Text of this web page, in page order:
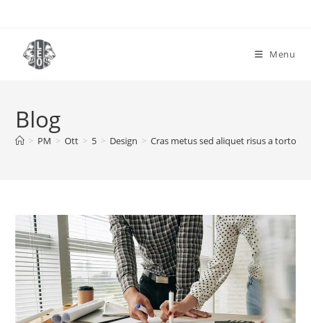
contenuto
Menu
Blog
> PM > Ott > 5 > Design > Cras metus sed aliquet risus a tortor